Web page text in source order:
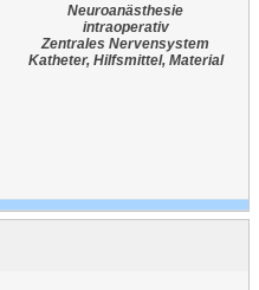
Neuroanästhesie
intraoperativ
Zentrales Nervensystem
Katheter, Hilfsmittel, Material